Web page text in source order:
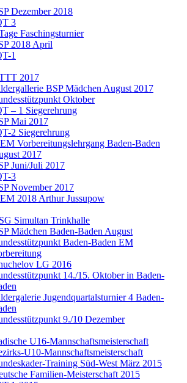
Dezember 2018
3
Faschingsturnier
2018 April
1
2017
BSP Mädchen August 2017
Oktober
– 1 Siegerehrung
Mai 2017
2 Siegerehrung
Vorbereitungslehrgang Baden-Baden
2017
Juni/Juli 2017
3
November 2017
2018 Arthur Jussupow
Simultan Trinkhalle
Mädchen Baden-Baden August
Baden-Baden EM
LG 2016
14./15. Oktober in Baden-
Jugendquartalsturnier 4 Baden-
9./10 Dezember
U16-Mannschaftsmeisterschaft
U10-Mannschaftsmeisterschaft
Training Süd-West März 2015
Familien-Meisterschaft 2015